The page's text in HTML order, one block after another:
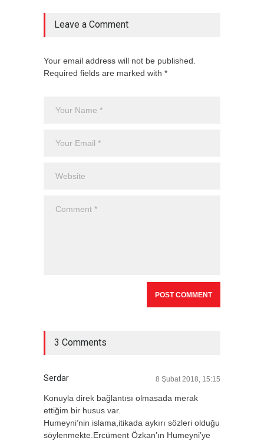
Leave a Comment
Your email address will not be published.
Required fields are marked with *
3 Comments
Serdar 8 Şubat 2018, 15:15
Konuyla direk bağlantısı olmasada merak
ettiğim bir husus var.
Humeyni’nin islama,itikada aykırı sözleri olduğu
söylenmekte.Ercüment Özkan’ın Humeyni’ye